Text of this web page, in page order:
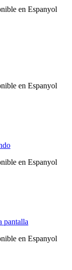
en Espanyol
en Espanyol
en Espanyol
pantalla
en Espanyol